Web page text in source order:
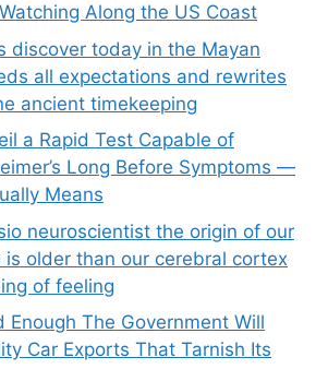
Along the US Coast
discover today in the Mayan
all expectations and rewrites
ancient timekeeping
a Rapid Test Capable of
Long Before Symptoms —
Means
neuroscientist the origin of our
is older than our cerebral cortex
of feeling
Enough The Government Will
Car Exports That Tarnish Its